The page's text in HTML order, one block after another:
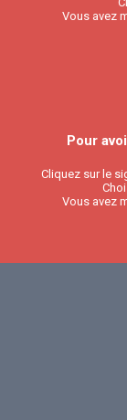
Vous avez
Pour
Cliquez sur le
Vous avez